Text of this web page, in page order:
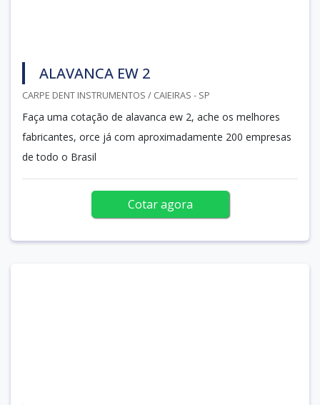
ALAVANCA EW 2
CARPE DENT INSTRUMENTOS / CAIEIRAS - SP
Faça uma cotação de alavanca ew 2, ache os melhores
fabricantes, orce já com aproximadamente 200 empresas
de todo o Brasil
Cotar agora